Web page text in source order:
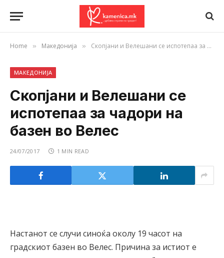
Home » Македонија » Скопјани и Велешани се испотепаа за чадори на базен во Велес
МАКЕДОНИЈА
Скопјани и Велешани се
испотепаа за чадори на
базен во Велес
24/07/2017 1 MIN READ
Настанот се случи синоќа околу 19 часот на
градскиот базен во Велес. Причина за истиот е